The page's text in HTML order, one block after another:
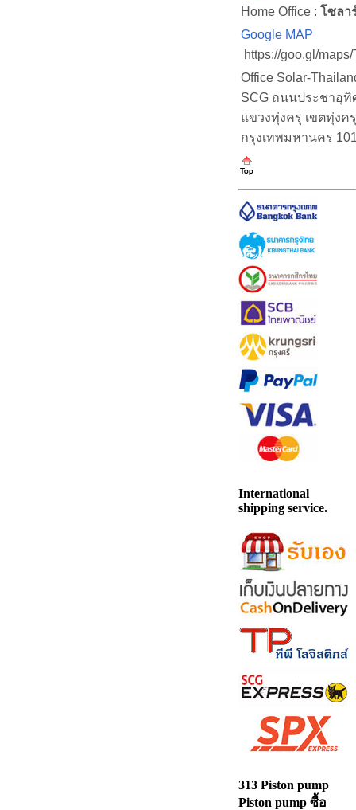
Home Office : โซลา
Google MAP
https://goo.gl/
Office Solar-
SCG ถนนประชาอุทิ
แขวงทุ่งครุ เขตทุ่งครุ
กรุงเทพมหานคร
International
shipping service.
313 Piston pump
Piston pump ซื้อ